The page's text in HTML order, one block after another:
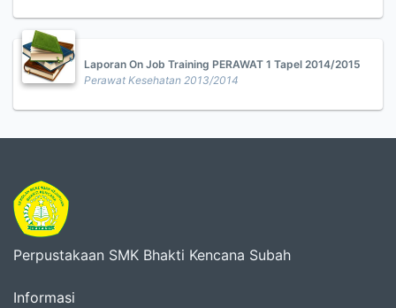
Laporan On Job Training PERAWAT 1 Tapel 2014/2015
Perawat Kesehatan 2013/2014
Perpustakaan SMK Bhakti Kencana Subah
Informasi